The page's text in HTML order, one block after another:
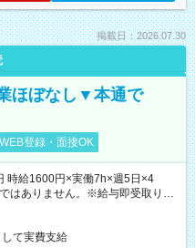
掲載日：2026.07.30
ほぼなし▼本通で
WEB登録・面接OK
給1600円×実働7h×週5日×4
はありません。※給与即受取りサ
て実費支給